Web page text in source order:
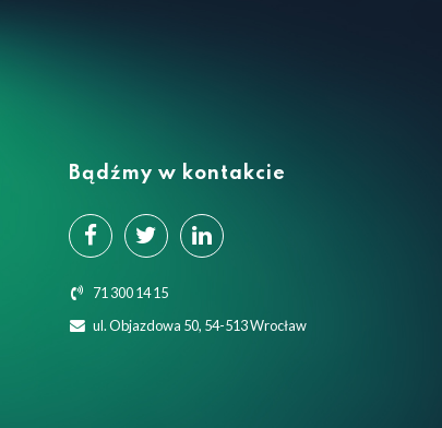
Bądźmy w kontakcie
71 300 14 15
ul. Objazdowa 50, 54-513 Wrocław